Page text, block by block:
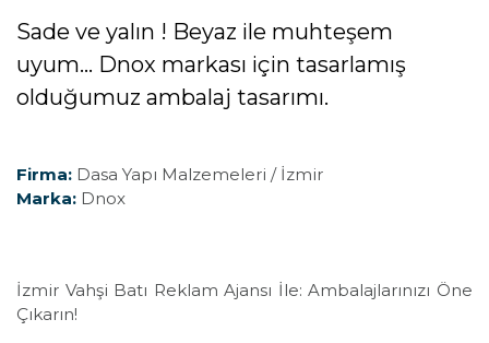
Sade ve yalın ! Beyaz ile muhteşem
uyum... Dnox markası için tasarlamış
olduğumuz ambalaj tasarımı.
Firma: Dasa Yapı Malzemeleri / İzmir
Marka: Dnox
İzmir Vahşi Batı Reklam Ajansı İle: Ambalajlarınızı Öne
Çıkarın!